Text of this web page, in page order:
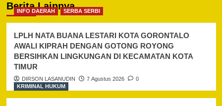
Berita Lainnya
INFO DAERAH SERBA SERBI
LPLH NATA BUANA LESTARI KOTA GORONTALO
AWALI KIPRAH DENGAN GOTONG ROYONG
BERSIHKAN LINGKUNGAN DI KECAMATAN KOTA
TIMUR
DIRSON LASANUDIN 7 Agustus 2026
0
KRIMINAL HUKUM